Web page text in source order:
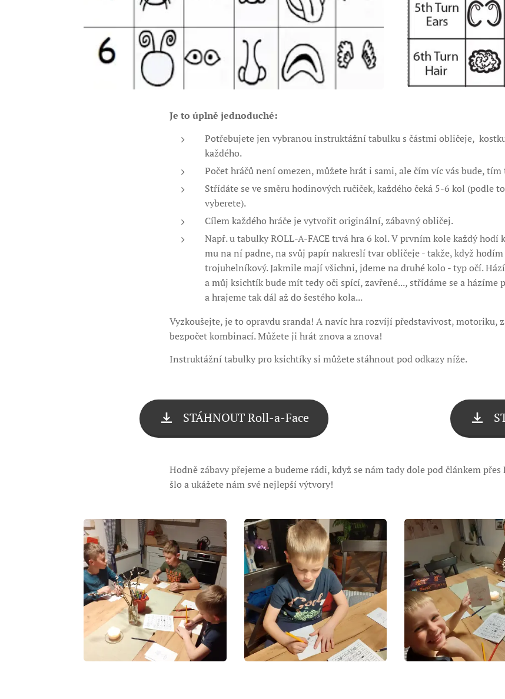
Je to úplně jednoduché:
Potřebujete jen vybranou instruktážní tabulku s částmi obličeje,
každého.
Počet hráčů není omezen, můžete hrát i sami, ale čím víc vás bude,
Střídáte se ve směru hodinových ručiček, každého čeká 5-6 kol (podle
vyberete).
Cílem každého hráče je vytvořit originální, zábavný obličej.
Např. u tabulky ROLL-A-FACE trvá hra 6 kol. V prvním kole každý hodí
mu na ní padne, na svůj papír nakreslí tvar obličeje - takže, když
trojuhelníkový. Jakmile mají všichni, jdeme na druhé kolo - typ očí.
a můj ksichtík bude mít tedy oči spící, zavřené..., střídáme se a házíme
a hrajeme tak dál až do šestého kola...
Vyzkoušejte, je to opravdu sranda! A navíc hra rozvíjí představivost, motoriku,
bezpočet kombinací. Můžete ji hrát znova a znova!
Instruktážní tabulky pro ksichtíky si můžete stáhnout pod odkazy níže.
STÁHNOUT Roll-a-Face
Hodně zábavy přejeme a budeme rádi, když se nám tady dole pod článkem
šlo a ukážete nám své nejlepší výtvory!